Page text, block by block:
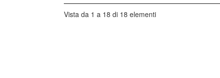
Vista da 1 a 18 di 18 elementi